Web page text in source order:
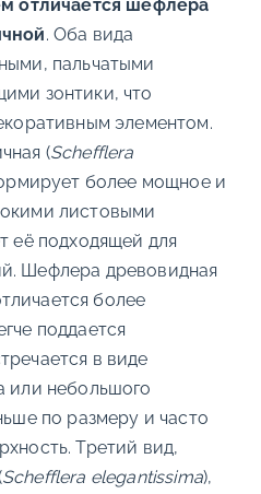
отличается шефлера
. Оба вида
пальчатыми
зонтики, что
элементом.
(Schefflera
более мощное и
листовыми
её подходящей для
Шефлера древовидная
более
поддается
в виде
или небольшого
по размеру и часто
Третий вид,
Schefflera elegantissima),